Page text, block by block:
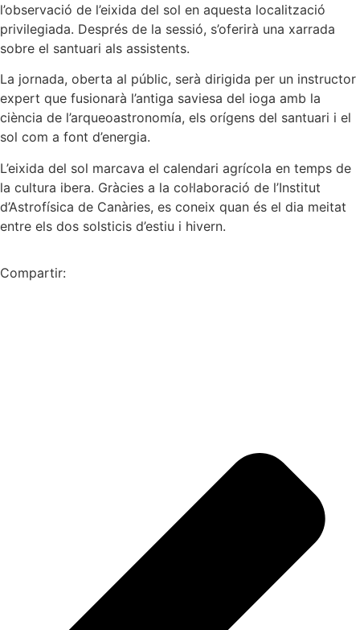
l’observació de l’eixida del sol en aquesta localització
privilegiada. Després de la sessió, s’oferirà una xarrada
sobre el santuari als assistents.
La jornada, oberta al públic, serà dirigida per un instructor
expert que fusionarà l’antiga saviesa del ioga amb la
ciència de l’arqueoastronomía, els orígens del santuari i el
sol com a font d’energia.
L’eixida del sol marcava el calendari agrícola en temps de
la cultura ibera. Gràcies a la col·laboració de l’Institut
d’Astrofísica de Canàries, es coneix quan és el dia meitat
entre els dos solsticis d’estiu i hivern.
Compartir: